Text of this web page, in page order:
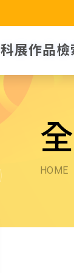
科展作品檢
HOME